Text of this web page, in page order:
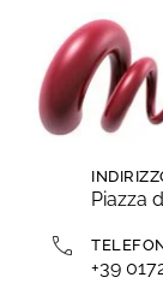
contenuti
Piazza
+39